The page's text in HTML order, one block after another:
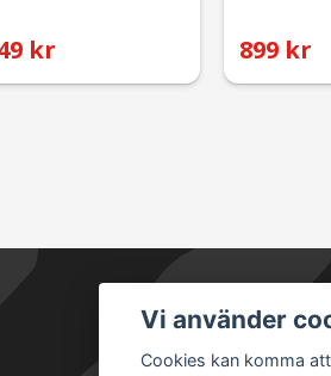
kr 899 kr
Säkra
Vi använder
Cookies kan komma